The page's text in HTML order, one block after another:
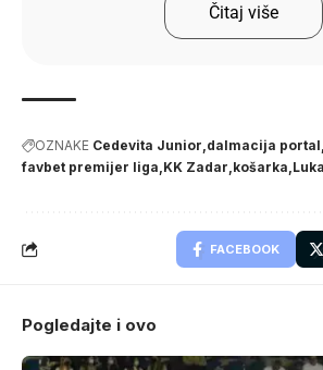
Čitaj više
OZNAKE Cedevita Junior dalmacija portal
favbet premijer liga KK Zadar košarka
FACEBOOK
Pogledajte i ovo